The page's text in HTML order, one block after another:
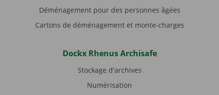
Déménagement pour des personnes âgées
Cartons de déménagement et monte-charges
Dockx Rhenus Archisafe
Stockage d'archives
Numérisation